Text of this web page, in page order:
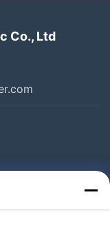
Co., Ltd